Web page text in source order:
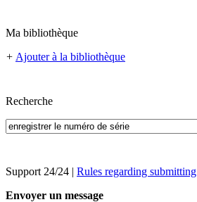
Ma bibliothèque
+ Ajouter à la bibliothèque
Recherche
Support 24/24 | Rules regarding submitting
Envoyer un message